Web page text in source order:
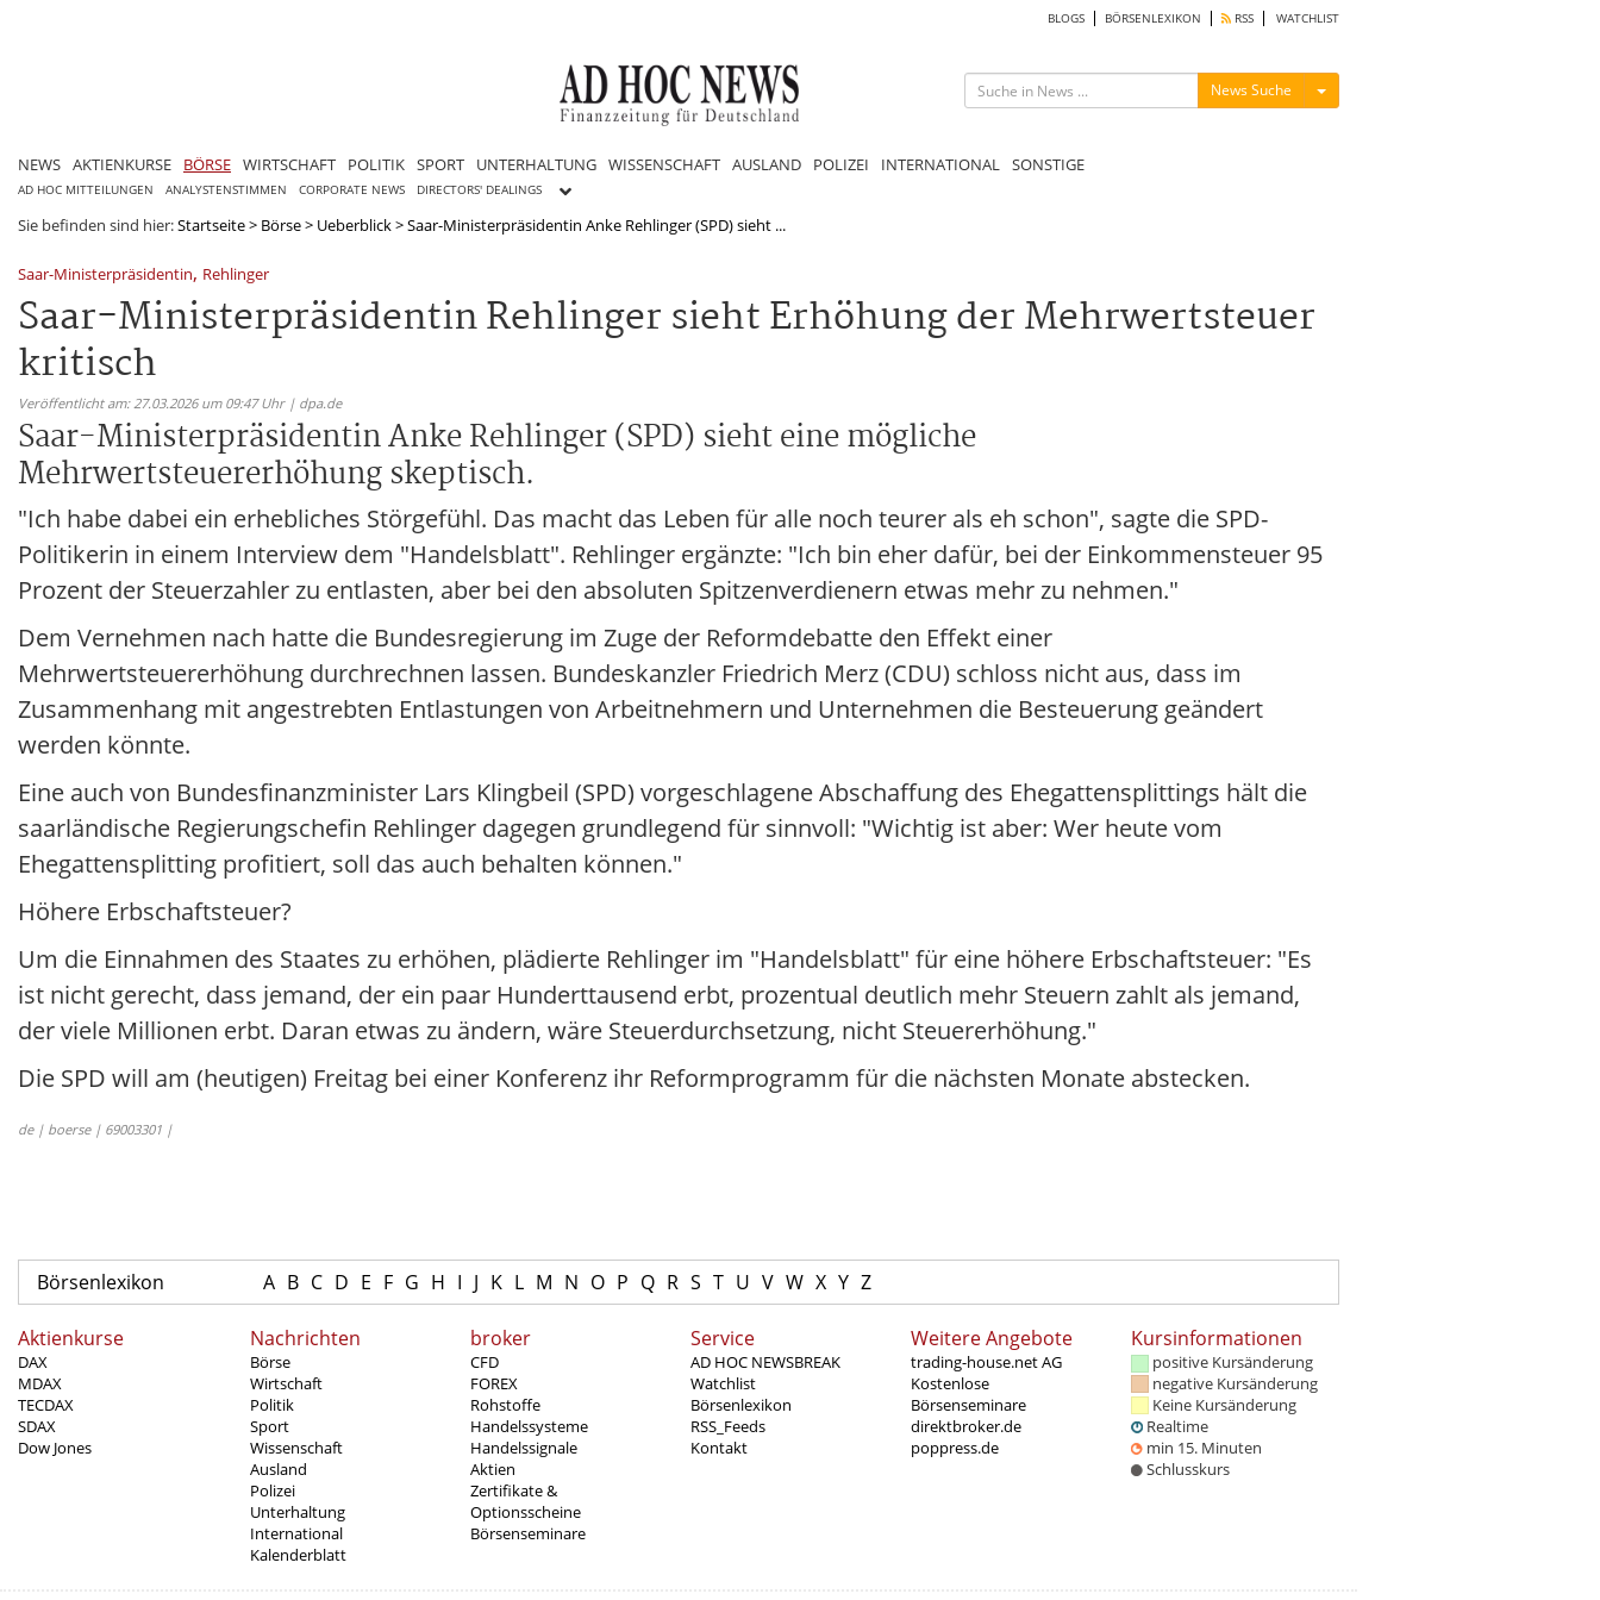
BLOGS BÖRSENLEXIKON RSS WATCHLIST
News Suche Menü ein-/ausblenden
NEWS AKTIENKURSE BÖRSE WIRTSCHAFT POLITIK SPORT UNTERHALTUNG WISSENSCHAFT AUSLAND POLIZEI INTERNATIONAL SONSTIGE
AD HOC MITTEILUNGEN ANALYSTENSTIMMEN CORPORATE NEWS DIRECTORS' DEALINGS
Sie befinden sind hier:Startseite> Börse> Ueberblick>Saar-Ministerpräsidentin Anke Rehlinger (SPD) sieht ...
Saar-Ministerpräsidentin, Rehlinger
Saar-Ministerpräsidentin Rehlinger sieht Erhöhung der Mehrwertsteuer
kritisch
Veröffentlicht am: 27.03.2026 um 09:47 Uhr | dpa.de
Saar-Ministerpräsidentin Anke Rehlinger (SPD) sieht eine mögliche
Mehrwertsteuererhöhung skeptisch.
"Ich habe dabei ein erhebliches Störgefühl. Das macht das Leben für alle noch teurer als eh schon", sagte die SPD-
Politikerin in einem Interview dem "Handelsblatt". Rehlinger ergänzte: "Ich bin eher dafür, bei der Einkommensteuer 95
Prozent der Steuerzahler zu entlasten, aber bei den absoluten Spitzenverdienern etwas mehr zu nehmen."
Dem Vernehmen nach hatte die Bundesregierung im Zuge der Reformdebatte den Effekt einer
Mehrwertsteuererhöhung durchrechnen lassen. Bundeskanzler Friedrich Merz (CDU) schloss nicht aus, dass im
Zusammenhang mit angestrebten Entlastungen von Arbeitnehmern und Unternehmen die Besteuerung geändert
werden könnte.
Eine auch von Bundesfinanzminister Lars Klingbeil (SPD) vorgeschlagene Abschaffung des Ehegattensplittings hält die
saarländische Regierungschefin Rehlinger dagegen grundlegend für sinnvoll: "Wichtig ist aber: Wer heute vom
Ehegattensplitting profitiert, soll das auch behalten können."
Höhere Erbschaftsteuer?
Um die Einnahmen des Staates zu erhöhen, plädierte Rehlinger im "Handelsblatt" für eine höhere Erbschaftsteuer: "Es
ist nicht gerecht, dass jemand, der ein paar Hunderttausend erbt, prozentual deutlich mehr Steuern zahlt als jemand,
der viele Millionen erbt. Daran etwas zu ändern, wäre Steuerdurchsetzung, nicht Steuererhöhung."
Die SPD will am (heutigen) Freitag bei einer Konferenz ihr Reformprogramm für die nächsten Monate abstecken.
de | boerse | 69003301 |
Börsenlexikon A B C D E F G H I J K L M N O P Q R S T U V W X Y Z
Aktienkurse
DAX
MDAX
TECDAX
SDAX
Dow Jones
Nachrichten
Börse
Wirtschaft
Politik
Sport
Wissenschaft
Ausland
Polizei
Unterhaltung
International
Kalenderblatt
broker
CFD
FOREX
Rohstoffe
Handelssysteme
Handelssignale
Aktien
Zertifikate &
Optionsscheine
Börsenseminare
Service
AD HOC NEWSBREAK
Watchlist
Börsenlexikon
RSS_Feeds
Kontakt
Weitere Angebote
trading-house.net AG
Kostenlose
Börsenseminare
direktbroker.de
poppress.de
Kursinformationen
positive Kursänderung
negative Kursänderung
Keine Kursänderung
Realtime
min 15. Minuten
Schlusskurs